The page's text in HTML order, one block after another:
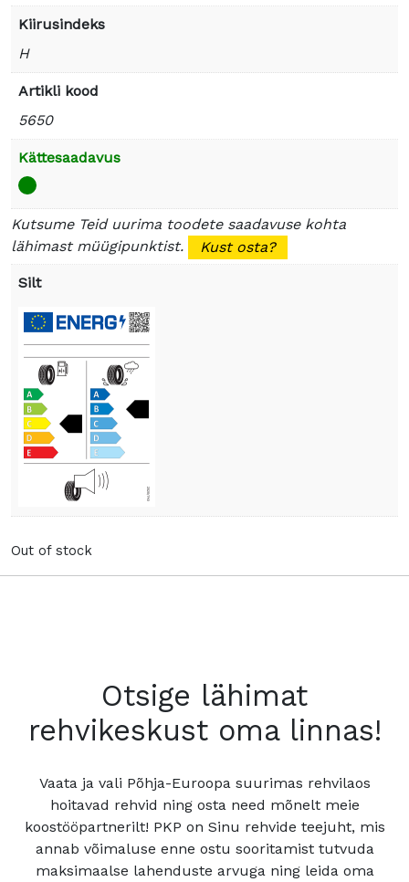
Kiirusindeks
H
Artikli kood
5650
Kättesaadavus
Kutsume Teid uurima toodete saadavuse kohta
lähimast müügipunktist.
Kust osta?
Silt
Out of stock
Otsige lähimat
rehvikeskust oma linnas!
Vaata ja vali Põhja-Euroopa suurimas rehvilaos
hoitavad rehvid ning osta need mõnelt meie
koostööpartnerilt! PKP on Sinu rehvide teejuht, mis
annab võimaluse enne ostu sooritamist tutvuda
maksimaalse lahenduste arvuga ning leida oma